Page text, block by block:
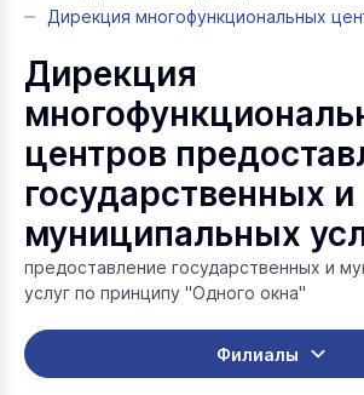
Дирекция
центров
государственных и
муниципальных
предоставление государственных и
услуг по принципу "Одного окна"
Филиалы